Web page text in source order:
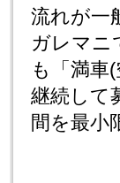
流れが一
ガレマニ
も「満車
継続して
間を最小